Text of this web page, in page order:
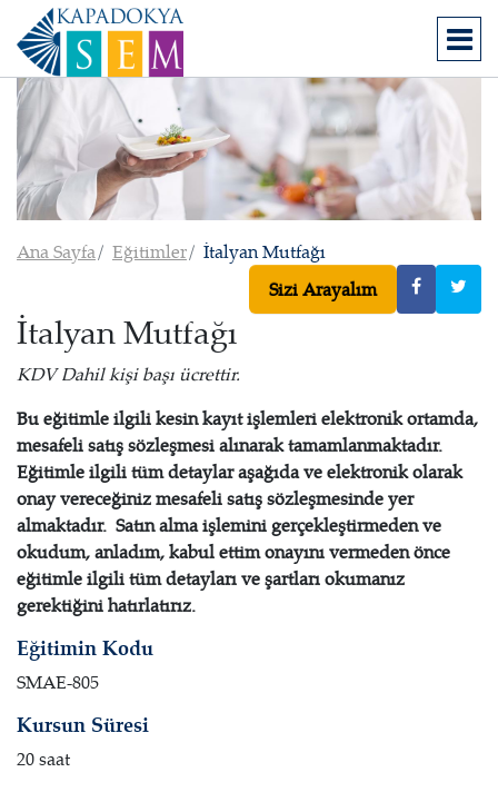
Ana Sayfa Eğitimler
İtalyan Mutfağı
Sizi Arayalım
İtalyan Mutfağı
KDV Dahil kişi başı ücrettir.
Bu eğitimle ilgili kesin kayıt işlemleri elektronik ortamda,
mesafeli satış sözleşmesi alınarak tamamlanmaktadır.
Eğitimle ilgili tüm detaylar aşağıda ve elektronik olarak
onay vereceğiniz mesafeli satış sözleşmesinde yer
almaktadır. Satın alma işlemini gerçekleştirmeden ve
okudum, anladım, kabul ettim onayını vermeden önce
eğitimle ilgili tüm detayları ve şartları okumanız
gerektiğini hatırlatırız.
Eğitimin Kodu
SMAE-805
Kursun Süresi
20 saat